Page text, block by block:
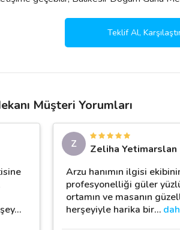
Teklif Al,
Müşteri Yorumları
…
Z
Zeliha Yetimarslan
Arzu hanımın ilgisi
profesyonelliği güler
ortamın ve masanın
herşeyiyle harika bir…